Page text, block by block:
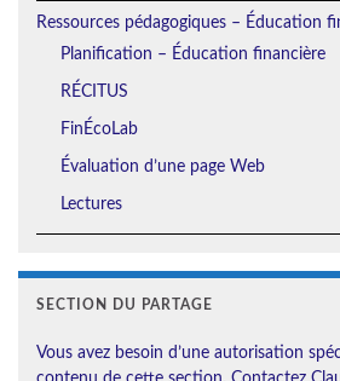
Ressources pédagogiques – Éducation
Planification – Éducation financière
RÉCITUS
FinÉcoLab
Évaluation d’une page Web
Lectures
SECTION DU PARTAGE
Vous avez besoin d’une autorisation